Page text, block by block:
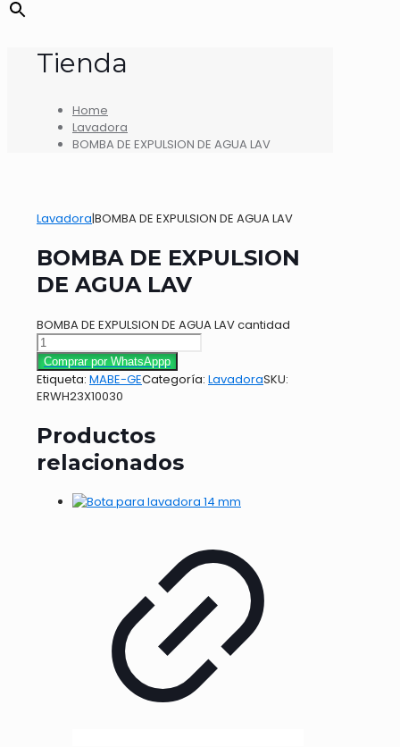
Tienda
Home
Lavadora
BOMBA DE EXPULSION DE AGUA LAV
Lavadora|BOMBA DE EXPULSION DE AGUA LAV
BOMBA DE EXPULSION
DE AGUA LAV
BOMBA DE EXPULSION DE AGUA LAV cantidad
Comprar por WhatsAppp
Etiqueta: MABE-GECategoría: LavadoraSKU:
ERWH23X10030
Productos
relacionados